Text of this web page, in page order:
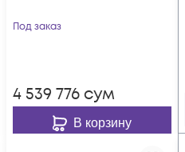
Под заказ
4 539 776 сум
В корзину